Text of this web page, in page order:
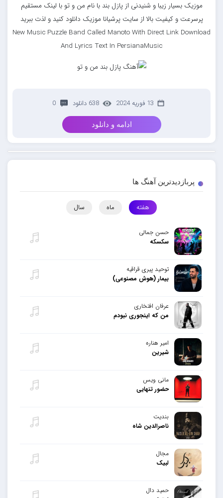
موزیک بسیار زیبا و شنیدنی از پازل بند با نام من و تو با لینک مستقیم
پرسرعت و کیفیت بالا از سایت پرشیانا موزیک دانلود کنید و لذت ببرید
New Music Puzzle Band Called Manoto With Direct Link Download
And Lyrics Text In PersianaMusic
13 فوریه 2024 638 دانلود 0
ادامه و دانلود
پربازدیدترین آهنگ ها
هفته ماه سال
حسن جمالی
سکسکه
توحید پیری قراقیه
بیمار (هوش مصنوعی)
عرفان افتخاری
من که اینجوری نبودم
امیر هناره
شیرین
مانی ویس
حضور تنهایی
بندیت
ناصرالدین شاه
مجال
لبیک
حمید دال